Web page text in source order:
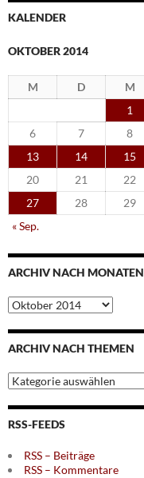
KALENDER
OKTOBER 2014
M D M
1
6
7 8
13
14 15
20
21 22
27
28 29
« Sep.
ARCHIV NACH MONATEN
Archiv
nach
Monaten
ARCHIV NACH THEMEN
Archiv
nach
Themen
RSS-FEEDS
RSS – Beiträge
RSS – Kommentare